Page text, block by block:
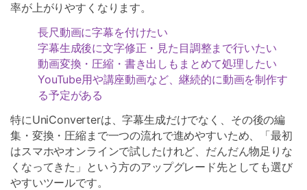
率が上がりやすくなります。
長尺動画に字幕を付けたい
字幕生成後に文字修正・見た目調整まで行いたい
動画変換・圧縮・書き出しもまとめて処理したい
YouTube用や講座動画など、継続的に動画を制作す
る予定がある
特にUniConverterは、字幕生成だけでなく、その後の編
集・変換・圧縮まで一つの流れで進めやすいため、「最初
はスマホやオンラインで試したけれど、だんだん物足りな
くなってきた」という方のアップグレード先としても選び
やすいツールです。